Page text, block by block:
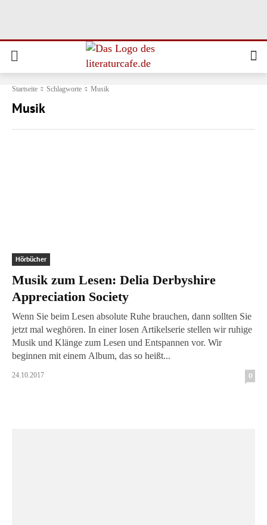
Startseite Schlagworte Musik
Musik
Hörbücher
Musik zum Lesen: Delia Derbyshire
Appreciation Society
Wenn Sie beim Lesen absolute Ruhe brauchen, dann sollten Sie
jetzt mal weghören. In einer losen Artikelserie stellen wir ruhige
Musik und Klänge zum Lesen und Entspannen vor. Wir
beginnen mit einem Album, das so heißt...
24.10.2017 0